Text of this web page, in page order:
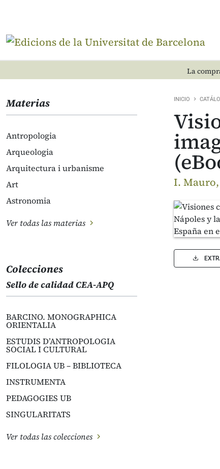
La
Materias
Antropologia
Arqueologia
Arquitectura i urbanisme
Art
Astronomia
Ver todas las materias
Colecciones
Sello de calidad CEA-APQ
BARCINO. MONOGRAPHICA
ORIENTALIA
ESTUDIS D’ANTROPOLOGIA
SOCIAL I CULTURAL
FILOLOGIA UB – BIBLIOTECA
INSTRUMENTA
PEDAGOGIES UB
SINGULARITATS
Ver todas las colecciones
INICIO
I. Mauro,